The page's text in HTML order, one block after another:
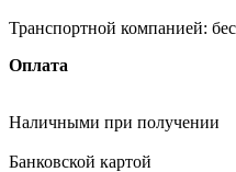
Транспортной компанией:
Оплата
Наличными при получении
Банковской картой